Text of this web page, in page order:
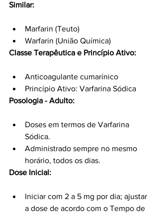
Similar:
Marfarin (Teuto)
Warfarin (União Química)
Classe Terapêutica e Princípio Ativo:
Anticoagulante cumarínico
Princípio Ativo: Varfarina Sódica
Posologia - Adulto:
Doses em termos de Varfarina
Sódica.
Administrado sempre no mesmo
horário, todos os dias.
Dose Inicial:
Iniciar com 2 a 5 mg por dia; ajustar
a dose de acordo com o Tempo de